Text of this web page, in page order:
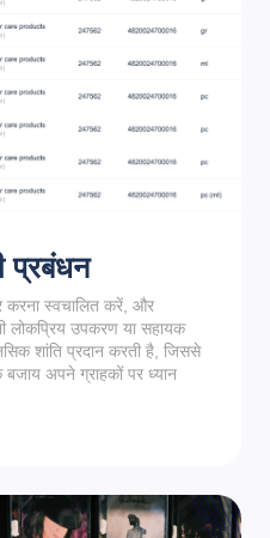
प्रबंधन
स्वचालित करें, और
लोकप्रिय उपकरण या सहायक
शांति प्रदान करती है, जिससे
अपने ग्राहकों पर ध्यान